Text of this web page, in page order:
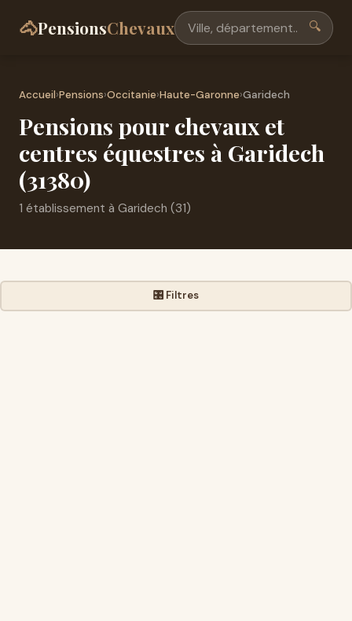
🐴PensionsChevaux 🔍
Accueil›Pensions›Occitanie›Haute-Garonne›Garidech
Pensions pour chevaux et
centres équestres à Garidech
(31380)
1 établissement à Garidech (31)
🎛️ Filtres